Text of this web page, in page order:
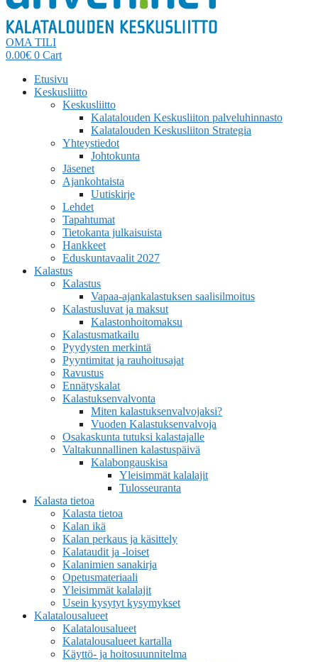
OMA TILI
0.00€ 0 Cart
Etusivu
Keskusliitto
Keskusliitto
Kalatalouden Keskusliiton palveluhinnasto
Kalatalouden Keskusliiton Strategia
Yhteystiedot
Johtokunta
Jäsenet
Ajankohtaista
Uutiskirje
Lehdet
Tapahtumat
Tietokanta julkaisuista
Hankkeet
Eduskuntavaalit 2027
Kalastus
Kalastus
Vapaa-ajankalastuksen saalisilmoitus
Kalastusluvat ja maksut
Kalastonhoitomaksu
Kalastusmatkailu
Pyydysten merkintä
Pyyntimitat ja rauhoitusajat
Ravustus
Ennätyskalat
Kalastuksenvalvonta
Miten kalastuksenvalvojaksi?
Vuoden Kalastuksenvalvoja
Osakaskunta tutuksi kalastajalle
Valtakunnallinen kalastuspäivä
Kalabongauskisa
Yleisimmät kalalajit
Tulosseuranta
Kalasta tietoa
Kalasta tietoa
Kalan ikä
Kalan perkaus ja käsittely
Kalataudit ja -loiset
Kalanimien sanakirja
Opetusmateriaali
Yleisimmät kalalajit
Usein kysytyt kysymykset
Kalatalousalueet
Kalatalousalueet
Kalatalousalueet kartalla
Käyttö- ja hoitosuunnitelma